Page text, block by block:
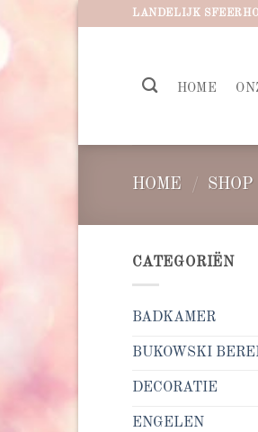
LANDELIJK
HOME
HOME / SHOP
CATEGORIËN
BADKAMER
BUKOWSKI
DECORATIE
ENGELEN